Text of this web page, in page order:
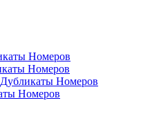
Номеров
Номеров
Номеров
Номеров